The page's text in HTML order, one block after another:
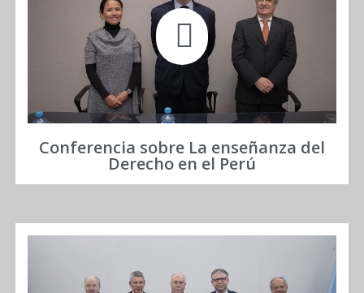
Conferencia sobre La enseñanza del
Derecho en el Perú